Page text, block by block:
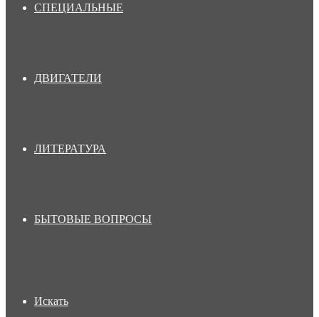
СПЕЦИАЛЬНЫЕ
ДВИГАТЕЛИ
ЛИТЕРАТУРА
БЫТОВЫЕ ВОПРОСЫ
Искать